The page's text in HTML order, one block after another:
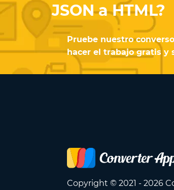
JSON a HTML?
Pruebe nuestro
hacer el trabajo gratis y
Copyright © 2021 - 2026